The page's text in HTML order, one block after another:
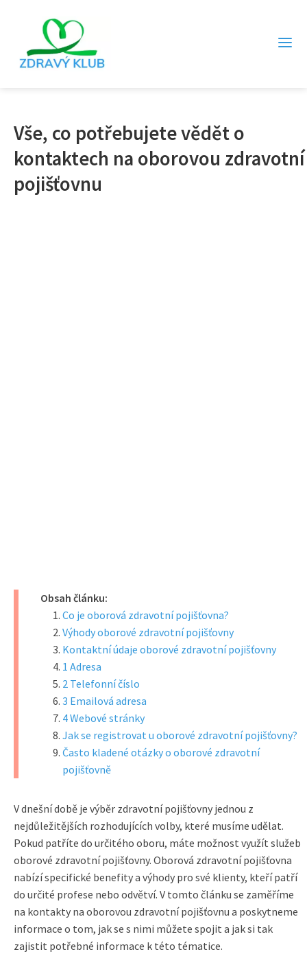
Vše, co potřebujete vědět o
kontaktech na oborovou zdravotní
pojišťovnu
Obsah článku:
Co je oborová zdravotní pojišťovna?
Výhody oborové zdravotní pojišťovny
Kontaktní údaje oborové zdravotní pojišťovny
1 Adresa
2 Telefonní číslo
3 Emailová adresa
4 Webové stránky
Jak se registrovat u oborové zdravotní pojišťovny?
Často kladené otázky o oborové zdravotní
pojišťovně
V dnešní době je výběr zdravotní pojišťovny jednou z
nejdůležitějších rozhodujících volby, které musíme udělat.
Pokud patříte do určitého oboru, máte možnost využít služeb
oborové zdravotní pojišťovny. Oborová zdravotní pojišťovna
nabízí specifické benefity a výhody pro své klienty, kteří patří
do určité profese nebo odvětví. V tomto článku se zaměříme
na kontakty na oborovou zdravotní pojišťovnu a poskytneme
informace o tom, jak se s nimi můžete spojit a jak si tak
zajistit potřebné informace k této tématice.